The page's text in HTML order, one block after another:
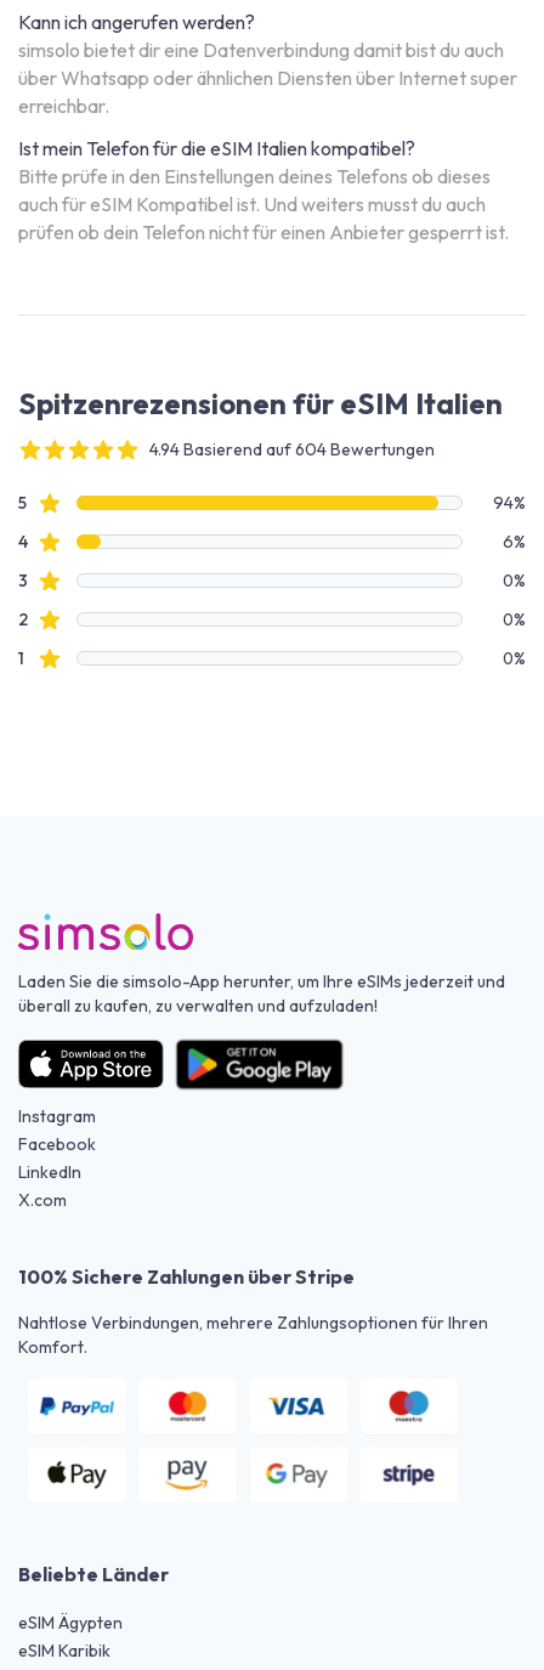
Kann ich angerufen werden?
simsolo bietet dir eine Datenverbindung damit bist du auch
über Whatsapp oder ähnlichen Diensten über Internet super
erreichbar.
Ist mein Telefon für die eSIM Italien kompatibel?
Bitte prüfe in den Einstellungen deines Telefons ob dieses
auch für eSIM Kompatibel ist. Und weiters musst du auch
prüfen ob dein Telefon nicht für einen Anbieter gesperrt ist.
Spitzenrezensionen für eSIM Italien
4.94 Basierend auf 604 Bewertungen
Bewertungsdaten
5Sterne Bewertungen
94%
4Sterne Bewertungen
6%
3 Sterne Bewertungen
0%
2Sterne Bewertungen
0%
1 Sterne Bewertungen 0%
Laden Sie die simsolo-App herunter, um Ihre eSIMs jederzeit und
überall zu kaufen, zu verwalten und aufzuladen!
Instagram
Facebook
LinkedIn
X.com
100% Sichere Zahlungen über Stripe
Nahtlose Verbindungen, mehrere Zahlungsoptionen für Ihren
Komfort.
Beliebte Länder
eSIM Ägypten
eSIM Karibik